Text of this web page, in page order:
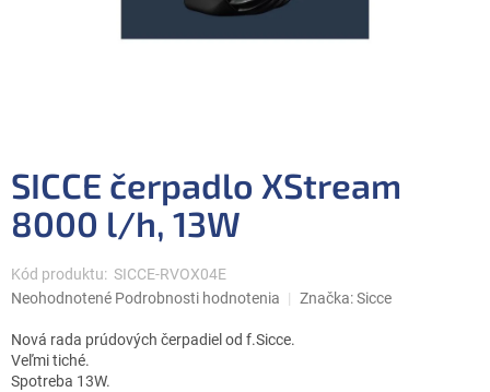
SICCE čerpadlo XStream
8000 l/h, 13W
Kód produktu: SICCE-RVOX04E
Priemerné
produktu
je
0,0
Neohodnotené Podrobnosti hodnotenia Značka:Sicce
Nová rada prúdových čerpadiel od f.Sicce.
Veľmi tiché.
Spotreba 13W.